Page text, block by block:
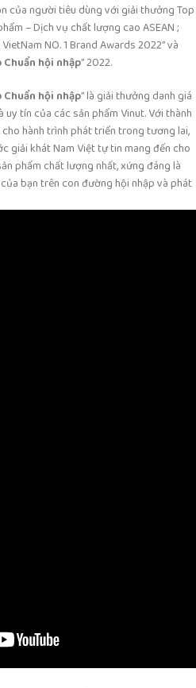
của người tiêu dùng với giải thưởng Top
– Dịch vụ chất lượng cao ASEAN ;
NO. 1 Brand Awards 2022” và
hội nhập” 2022.
hội nhập” là giải thưởng danh giá
tín của các sản phẩm Vinut. Với thành
hành trình phát triển trong tương lai,
giải khát Nam Việt tự tin mang đến cho
phẩm chất lượng nhất, xứng đáng là
bạn trên con đường hội nhập và phát